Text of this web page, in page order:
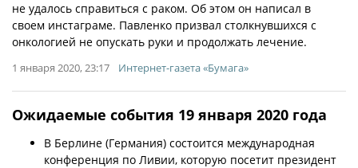
не удалось справиться с раком. Об этом он написал в
своем инстаграме. Павленко призвал столкнувшихся с
онкологией не опускать руки и продолжать лечение.
1 января 2020, 23:17 Интернет-газета «Бумага»
Ожидаемые события 19 января 2020 года
В Берлине (Германия) состоится международная
конференция по Ливии, которую посетит президент